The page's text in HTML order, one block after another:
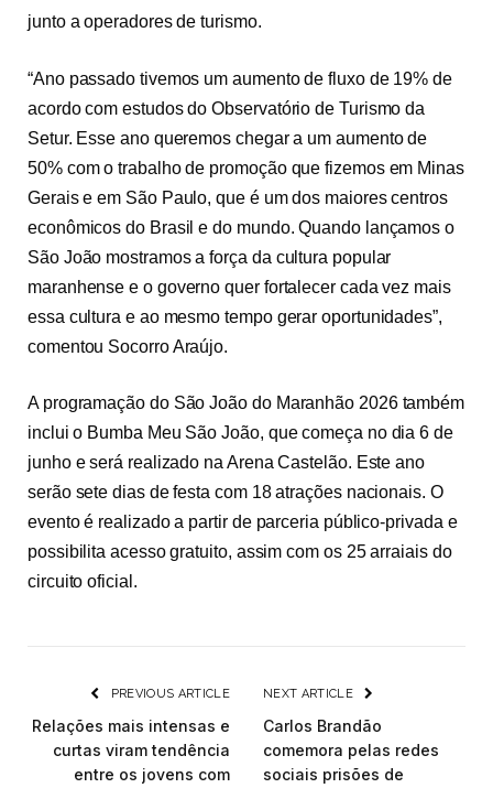
junto a operadores de turismo.
“Ano passado tivemos um aumento de fluxo de 19% de
acordo com estudos do Observatório de Turismo da
Setur. Esse ano queremos chegar a um aumento de
50% com o trabalho de promoção que fizemos em Minas
Gerais e em São Paulo, que é um dos maiores centros
econômicos do Brasil e do mundo. Quando lançamos o
São João mostramos a força da cultura popular
maranhense e o governo quer fortalecer cada vez mais
essa cultura e ao mesmo tempo gerar oportunidades”,
comentou Socorro Araújo.
A programação do São João do Maranhão 2026 também
inclui o Bumba Meu São João, que começa no dia 6 de
junho e será realizado na Arena Castelão. Este ano
serão sete dias de festa com 18 atrações nacionais. O
evento é realizado a partir de parceria público-privada e
possibilita acesso gratuito, assim com os 25 arraiais do
circuito oficial.
PREVIOUS ARTICLE
Relações mais intensas e
curtas viram tendência
entre os jovens com
NEXT ARTICLE
Carlos Brandão
comemora pelas redes
sociais prisões de